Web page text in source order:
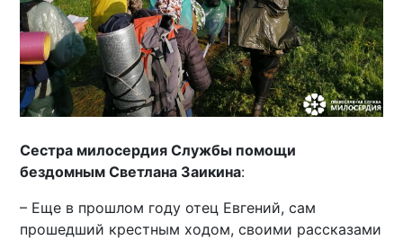
Сестра милосердия Службы помощи
бездомным Светлана Заикина:
– Еще в прошлом году отец Евгений, сам
прошедший крестным ходом, своими рассказами